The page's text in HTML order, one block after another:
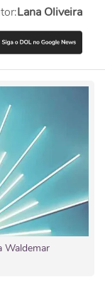
Lana Oliveira
Waldemar